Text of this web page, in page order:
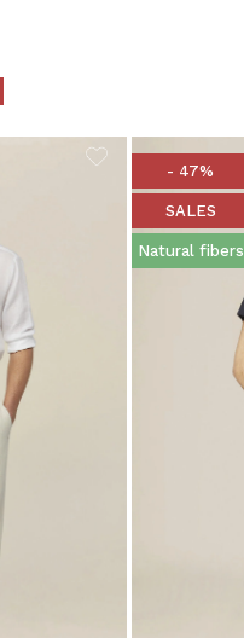
- 47%
SALES
Natural fibers